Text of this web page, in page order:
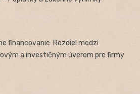
financovanie: Rozdiel medzi
a investičným úverom pre firmy